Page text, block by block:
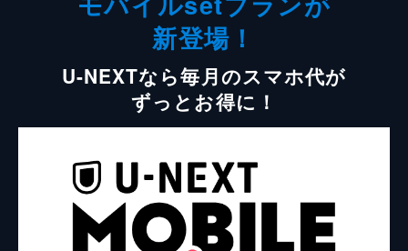
新登場！
U-NEXTなら毎月のスマホ代が
ずっとお得に！